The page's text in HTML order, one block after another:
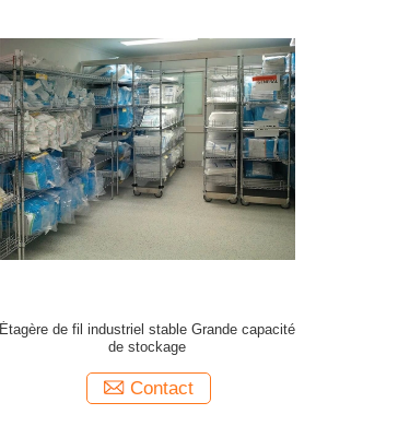
Étagère de fil industriel stable Grande capacité
de stockage
Contact